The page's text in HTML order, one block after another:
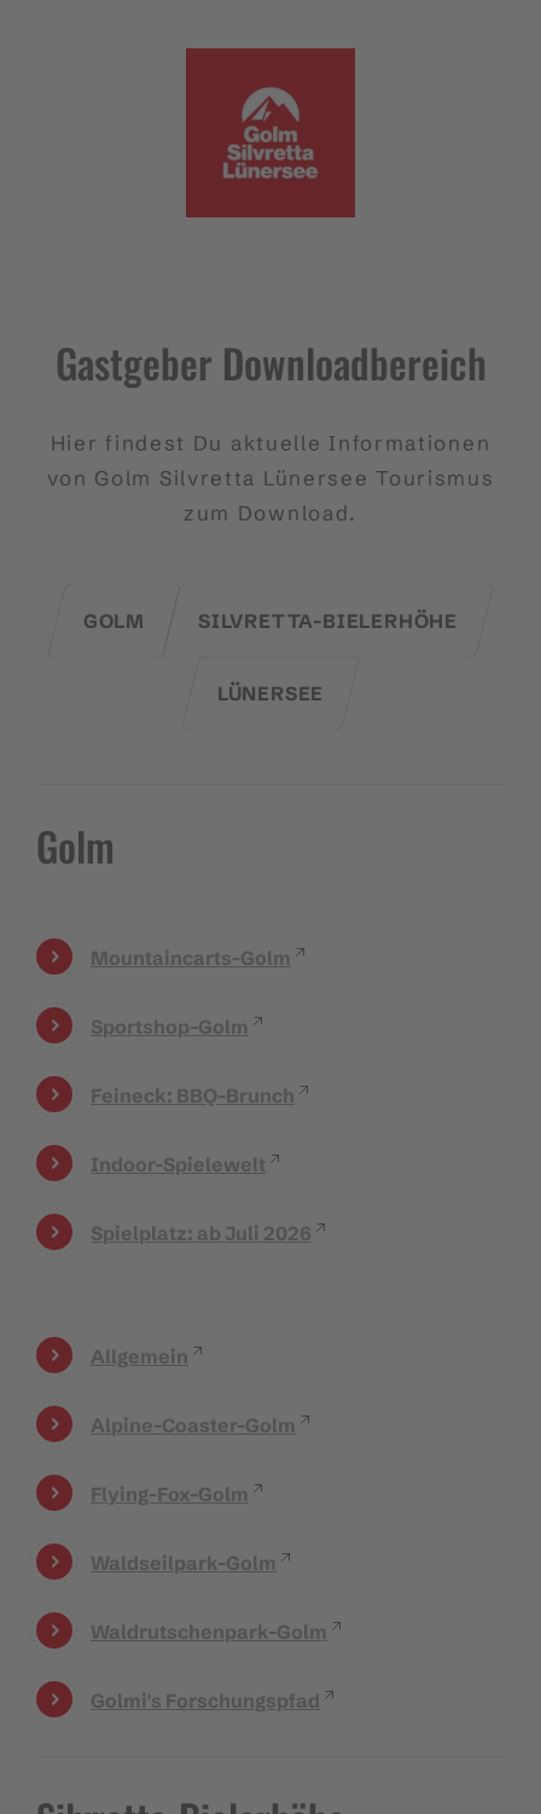
Gastgeber Downloadbereich
Hier findest Du aktuelle Informationen
von Golm Silvretta Lünersee Tourismus
zum Download.
GOLM SILVRETTA-BIELERHÖHE
LÜNERSEE
Golm
Mountaincarts-Golm
Sportshop-Golm
Feineck: BBQ-Brunch
Indoor-Spielewelt
Spielplatz: ab Juli 2026
Allgemein
Alpine-Coaster-Golm
Flying-Fox-Golm
Waldseilpark-Golm
Waldrutschenpark-Golm
Golmi's Forschungspfad